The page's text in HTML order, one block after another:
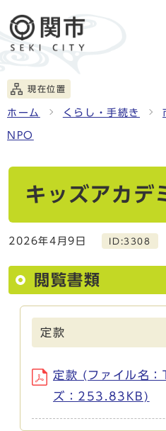
現在位置
ホーム くらし・手続き
NPO
キッズアカデ
2026年4月9日 ID:3308
閲覧書類
定款
定款 (ファイル名
ズ：253.83KB)